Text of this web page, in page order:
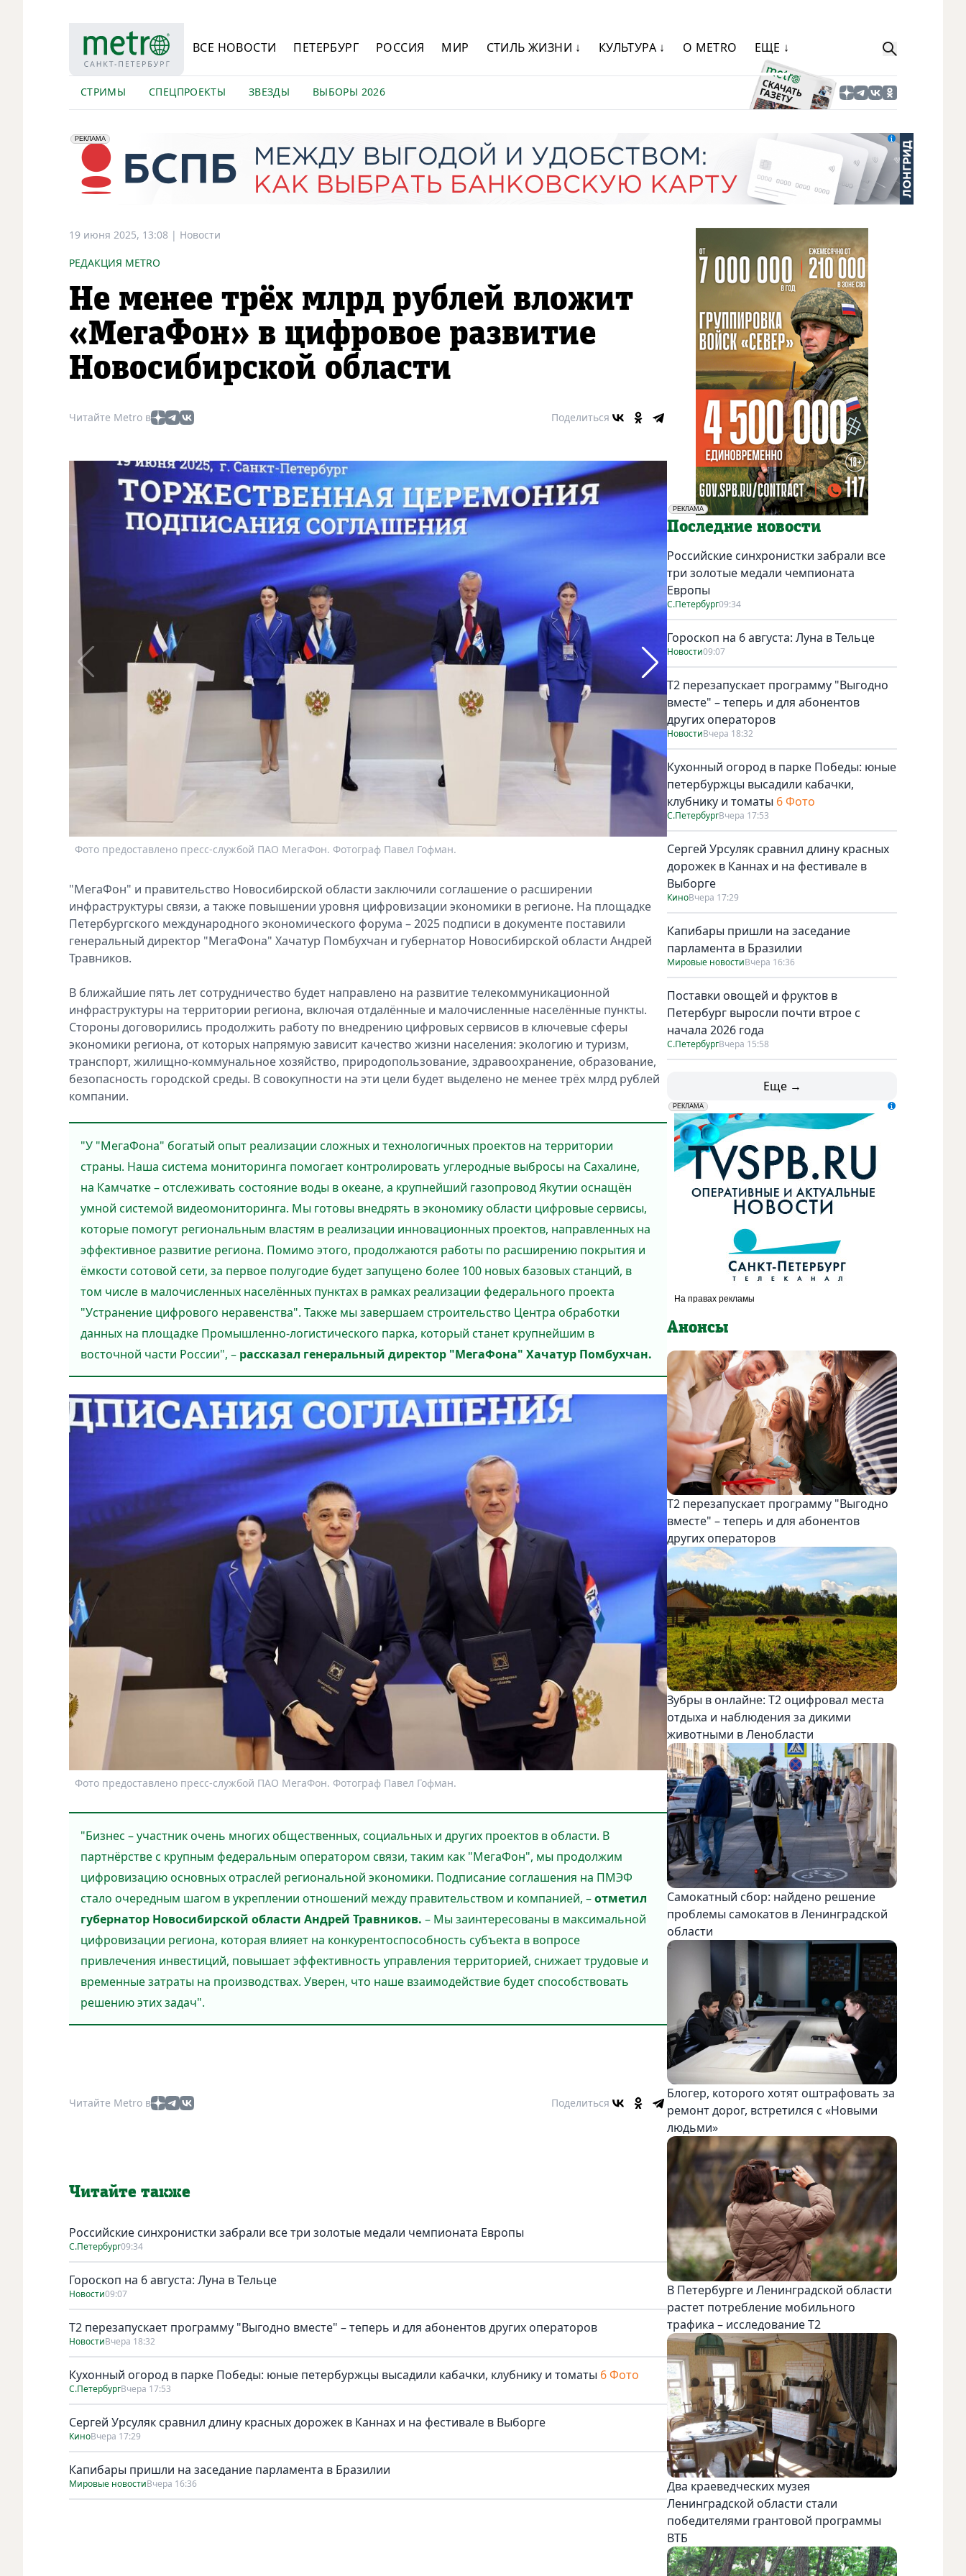
ВСЕ НОВОСТИ ПЕТЕРБУРГ РОССИЯ МИР СТИЛЬ ЖИЗНИ ↓ КУЛЬТУРА ↓ О METRO ЕЩЕ ↓
СТРИМЫ СПЕЦПРОЕКТЫ ЗВЕЗДЫ ВЫБОРЫ 2026
erid: 2VfnxyFybV5
РЕКЛАМА
ПАО "Банк "Санкт-Петербург", ИНН: 7831000027
19 июня 2025, 13:08 | Новости
РЕДАКЦИЯ METRO
Не менее трёх млрд рублей вложит
«МегаФон» в цифровое развитие
Новосибирской области
Читайте Metro в Поделиться
Фото предоставлено пресс-службой ПАО МегаФон. Фотограф Павел Гофман. Фото предоставлено пресс-службой ПАО МегаФон.
"МегаФон" и правительство Новосибирской области заключили соглашение о расширении
инфраструктуры связи, а также повышении уровня цифровизации экономики в регионе. На площадке
Петербургского международного экономического форума – 2025 подписи в документе поставили
генеральный директор "МегаФона" Хачатур Помбухчан и губернатор Новосибирской области Андрей
Травников.
В ближайшие пять лет сотрудничество будет направлено на развитие телекоммуникационной
инфраструктуры на территории региона, включая отдалённые и малочисленные населённые пункты.
Стороны договорились продолжить работу по внедрению цифровых сервисов в ключевые сферы
экономики региона, от которых напрямую зависит качество жизни населения: экологию и туризм,
транспорт, жилищно-коммунальное хозяйство, природопользование, здравоохранение, образование,
безопасность городской среды. В совокупности на эти цели будет выделено не менее трёх млрд рублей
компании.
"У "МегаФона" богатый опыт реализации сложных и технологичных проектов на территории
страны. Наша система мониторинга помогает контролировать углеродные выбросы на Сахалине,
на Камчатке – отслеживать состояние воды в океане, а крупнейший газопровод Якутии оснащён
умной системой видеомониторинга. Мы готовы внедрять в экономику области цифровые сервисы,
которые помогут региональным властям в реализации инновационных проектов, направленных на
эффективное развитие региона. Помимо этого, продолжаются работы по расширению покрытия и
ёмкости сотовой сети, за первое полугодие будет запущено более 100 новых базовых станций, в
том числе в малочисленных населённых пунктах в рамках реализации федерального проекта
"Устранение цифрового неравенства". Также мы завершаем строительство Центра обработки
данных на площадке Промышленно-логистического парка, который станет крупнейшим в
восточной части России", – рассказал генеральный директор "МегаФона" Хачатур Помбухчан.
Фото предоставлено пресс-службой ПАО МегаФон. Фотограф Павел Гофман.
"Бизнес – участник очень многих общественных, социальных и других проектов в области. В
партнёрстве с крупным федеральным оператором связи, таким как "МегаФон", мы продолжим
цифровизацию основных отраслей региональной экономики. Подписание соглашения на ПМЭФ
стало очередным шагом в укреплении отношений между правительством и компанией, –отметил
губернатор Новосибирской области Андрей Травников. – Мы заинтересованы в максимальной
цифровизации региона, которая влияет на конкурентоспособность субъекта в вопросе
привлечения инвестиций, повышает эффективность управления территорией, снижает трудовые и
временные затраты на производствах. Уверен, что наше взаимодействие будет способствовать
решению этих задач".
Читайте Metro в Поделиться
Читайте также
Российские синхронистки забрали все три золотые медали чемпионата Европы
С.Петербург09:34
Гороскоп на 6 августа: Луна в Тельце
Новости09:07
Т2 перезапускает программу "Выгодно вместе" – теперь и для абонентов других операторов
НовостиВчера 18:32
Кухонный огород в парке Победы: юные петербуржцы высадили кабачки, клубнику и томаты 6 Фото
С.ПетербургВчера 17:53
Сергей Урсуляк сравнил длину красных дорожек в Каннах и на фестивале в Выборге
КиноВчера 17:29
Капибары пришли на заседание парламента в Бразилии
Мировые новостиВчера 16:36
РЕКЛАМА
Социальная реклама
Последние новости
Российские синхронистки забрали все
три золотые медали чемпионата
Европы
С.Петербург09:34
Гороскоп на 6 августа: Луна в Тельце
Новости09:07
Т2 перезапускает программу "Выгодно
вместе" – теперь и для абонентов
других операторов
НовостиВчера 18:32
Кухонный огород в парке Победы: юные
петербуржцы высадили кабачки,
клубнику и томаты 6 Фото
С.ПетербургВчера 17:53
Сергей Урсуляк сравнил длину красных
дорожек в Каннах и на фестивале в
Выборге
КиноВчера 17:29
Капибары пришли на заседание
парламента в Бразилии
Мировые новостиВчера 16:36
Поставки овощей и фруктов в
Петербург выросли почти втрое с
начала 2026 года
С.ПетербургВчера 15:58
Еще →
erid: LdtCK5udn
РЕКЛАМА
АО "ГАТР", ИНН: 7841320717
Анонсы
Т2 перезапускает программу "Выгодно
вместе" – теперь и для абонентов
других операторов
Зубры в онлайне: Т2 оцифровал места
отдыха и наблюдения за дикими
животными в Ленобласти
Самокатный сбор: найдено решение
проблемы самокатов в Ленинградской
области
Блогер, которого хотят оштрафовать за
ремонт дорог, встретился с «Новыми
людьми»
В Петербурге и Ленинградской области
растет потребление мобильного
трафика – исследование T2
Два краеведческих музея
Ленинградской области стали
победителями грантовой программы
ВТБ